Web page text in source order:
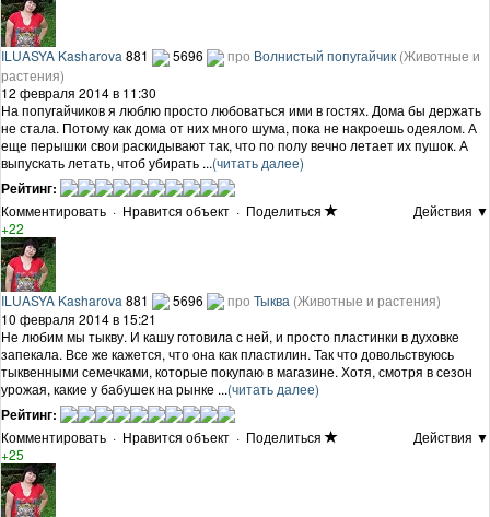
ILUASYA Kasharova 881 5696 про Волнистый попугайчик (Животные и
растения)
12 февраля 2014 в 11:30
На попугайчиков я люблю просто любоваться ими в гостях. Дома бы держать
не стала. Потому как дома от них много шума, пока не накроешь одеялом. А
еще перышки свои раскидывают так, что по полу вечно летает их пушок. А
выпускать летать, чтоб убирать ...(читать далее)
Рейтинг:
Комментировать · Нравится объект · Поделиться
Действия ▼
+22
ILUASYA Kasharova 881 5696 про Тыква (Животные и растения)
10 февраля 2014 в 15:21
Не любим мы тыкву. И кашу готовила с ней, и просто пластинки в духовке
запекала. Все же кажется, что она как пластилин. Так что довольствуюсь
тыквенными семечками, которые покупаю в магазине. Хотя, смотря в сезон
урожая, какие у бабушек на рынке ...(читать далее)
Рейтинг:
Комментировать · Нравится объект · Поделиться
Действия ▼
+25